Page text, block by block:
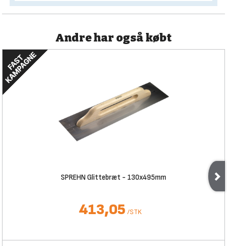
Andre har også købt
SPREHN Glittebræt - 130x495mm
413,05 /STK